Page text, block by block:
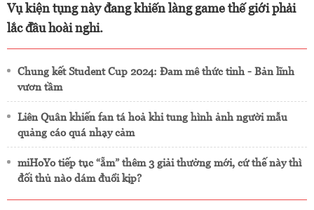
Vụ kiện tụng này đang khiến làng game thế giới phải
lắc đầu hoài nghi.
Chung kết Student Cup 2024: Đam mê thức tỉnh - Bản lĩnh
vươn tầm
Liên Quân khiến fan tá hoả khi tung hình ảnh người mẫu
quảng cáo quá nhạy cảm
miHoYo tiếp tục “ẵm” thêm 3 giải thưởng mới, cứ thế này thì
đối thủ nào dám đuổi kịp?